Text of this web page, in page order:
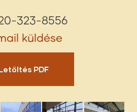
323-8556
küldése
PDF